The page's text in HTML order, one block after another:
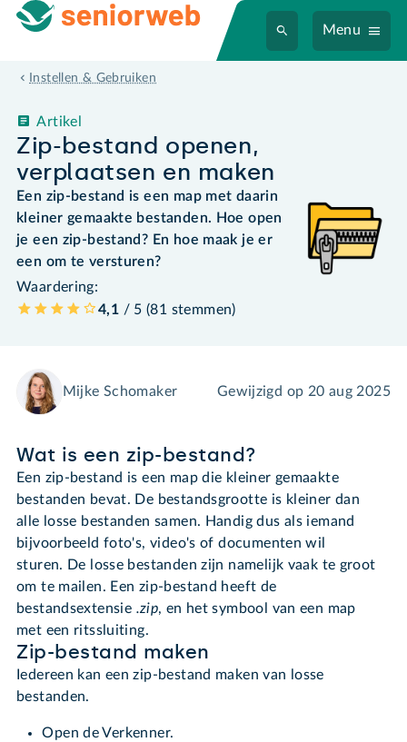
Menu
Instellen & Gebruiken
Zip-bestand openen,
verplaatsen en maken
Artikel
Een zip-bestand is een map met daarin
kleiner gemaakte bestanden. Hoe open
je een zip-bestand? En hoe maak je er
een om te versturen?
Waardering:
4,1 / 5 (81 stemmen)
Mijke Schomaker Gewijzigd op 20 aug 2025
Wat is een zip-bestand?
Een zip-bestand is een map die kleiner gemaakte
bestanden bevat. De bestandsgrootte is kleiner dan
alle losse bestanden samen. Handig dus als iemand
bijvoorbeeld foto's, video's of documenten wil
sturen. De losse bestanden zijn namelijk vaak te groot
om te mailen. Een zip-bestand heeft de
bestandsextensie .zip, en het symbool van een map
met een ritssluiting.
Zip-bestand maken
Iedereen kan een zip-bestand maken van losse
bestanden.
Open de Verkenner.